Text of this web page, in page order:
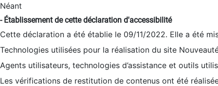
Néant
- Établissement de cette déclaration d'accessibilité
Cette déclaration a été établie le 09/11/2022. Elle a été
Technologies utilisées pour la réalisation du site
Agents utilisateurs, technologies d’assistance et outils
Les vérifications de restitution de contenus ont été